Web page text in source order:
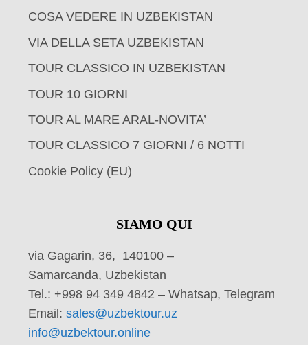
COSA VEDERE IN UZBEKISTAN
VIA DELLA SETA UZBEKISTAN
TOUR CLASSICO IN UZBEKISTAN
TOUR 10 GIORNI
TOUR AL MARE ARAL-NOVITA’
TOUR CLASSICO 7 GIORNI / 6 NOTTI
Cookie Policy (EU)
SIAMO QUI
via Gagarin, 36, 140100 –
Samarcanda, Uzbekistan
Tel.: +998 94 349 4842 – Whatsap, Telegram
Email: sales@uzbektour.uz
info@uzbektour.online